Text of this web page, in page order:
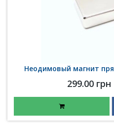
Неодимовый магнит
299.00 грн